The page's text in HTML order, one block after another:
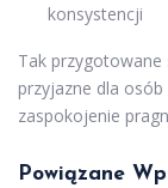
konsystencji
Tak
przyjazne dla
zaspokojenie
Powiązane